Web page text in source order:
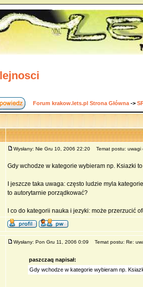
Forum krakow.lets.pl Strona Główna ->
Wysłany: Nie Gru 10, 2006 22:20 Temat postu: uwagi
Gdy wchodze w kategorie wybieram np. Ksiazki
I jeszcze taka uwaga: często ludzie myla
to autorytarnie porządkować?
I co do kategorii nauka i jezyki: może przerzucić
Wysłany: Pon Gru 11, 2006 0:09 Temat postu: Re:
paszczaq napisał:
Gdy wchodze w kategorie wybieram np.